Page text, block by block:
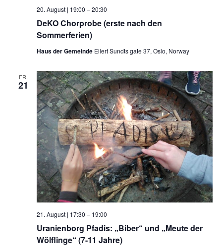
DeKO Chorprobe (erste nach den
Sommerferien)
20. August | 19:00 –20:30
Haus der Gemeinde Eilert Sundts gate 37, Oslo, Norway
FR.
21
Uranienborg Pfadis: „Biber“ und „Meute der
Wölflinge“ (7-11 Jahre)
21. August | 17:30 – 19:00